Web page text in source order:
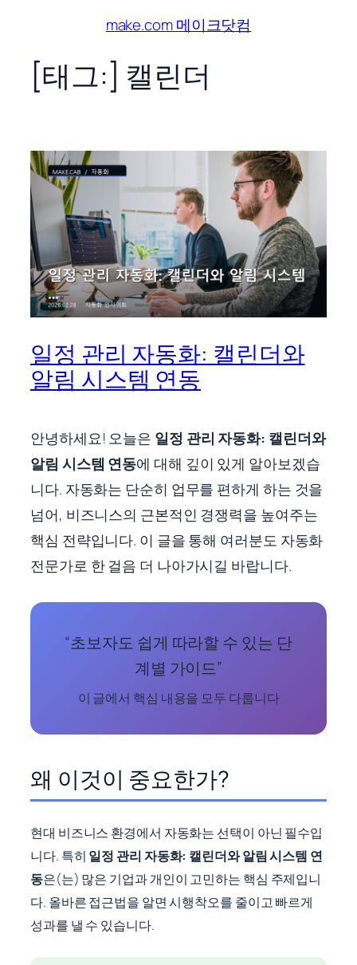
make.com 메이크닷컴
[태그:] 캘린더
일정 관리 자동화: 캘린더와
알림 시스템 연동
안녕하세요! 오늘은 일정 관리 자동화: 캘린더와
알림 시스템 연동에 대해 깊이 있게 알아보겠습
니다. 자동화는 단순히 업무를 편하게 하는 것을
넘어, 비즈니스의 근본적인 경쟁력을 높여주는
핵심 전략입니다. 이 글을 통해 여러분도 자동화
전문가로 한 걸음 더 나아가시길 바랍니다.
“초보자도 쉽게 따라할 수 있는 단
계별 가이드”
이 글에서 핵심 내용을 모두 다룹니다
왜 이것이 중요한가?
현대 비즈니스 환경에서 자동화는 선택이 아닌 필수입
니다. 특히 일정 관리 자동화: 캘린더와 알림 시스템 연
동은(는) 많은 기업과 개인이 고민하는 핵심 주제입니
다. 올바른 접근법을 알면 시행착오를 줄이고 빠르게
성과를 낼 수 있습니다.